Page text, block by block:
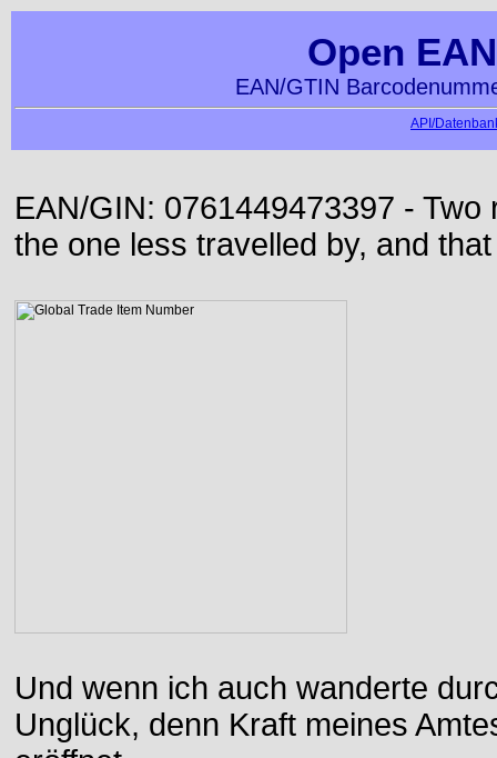
Open
EAN/GTIN
API/
EAN/GIN: 0761449473397 -
the one less travelled by, and
Und wenn ich auch wanderte
Unglück, denn Kraft meines